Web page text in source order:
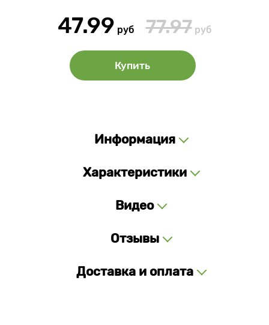
47.99 руб 77.97 руб
Купить
Информация
Характеристики
Видео
Отзывы
Доставка и оплата